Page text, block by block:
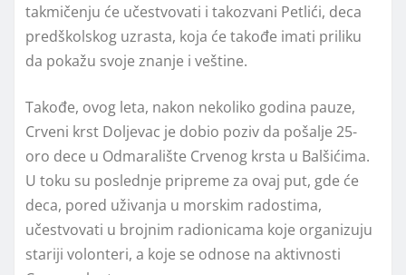
takmičenju će učestvovati i takozvani Petlići, deca
predškolskog uzrasta, koja će takođe imati priliku
da pokažu svoje znanje i veštine.
Takođe, ovog leta, nakon nekoliko godina pauze,
Crveni krst Doljevac je dobio poziv da pošalje 25-
oro dece u Odmaralište Crvenog krsta u Balšićima.
U toku su poslednje pripreme za ovaj put, gde će
deca, pored uživanja u morskim radostima,
učestvovati u brojnim radionicama koje organizuju
stariji volonteri, a koje se odnose na aktivnosti